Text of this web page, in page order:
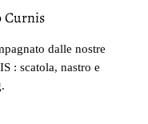
Curnis
dalle nostre
: scatola, nastro e